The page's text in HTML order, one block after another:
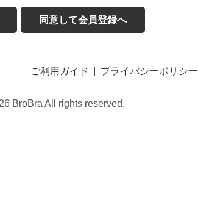
同意して会員登録へ
ご利用ガイド プライバシーポリシー
BroBra All rights reserved.